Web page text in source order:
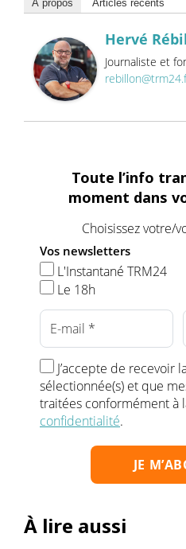
À propos Articles récents
Hervé
Journaliste et
Toute l’info
moment dans
Choisissez votre/
Vos newsletters
L'Instantané TRM24
Le 18h
J’accepte de recevoir
sélectionnée(s) et que
traitées conformément à
confidentialité.
À lire aussi